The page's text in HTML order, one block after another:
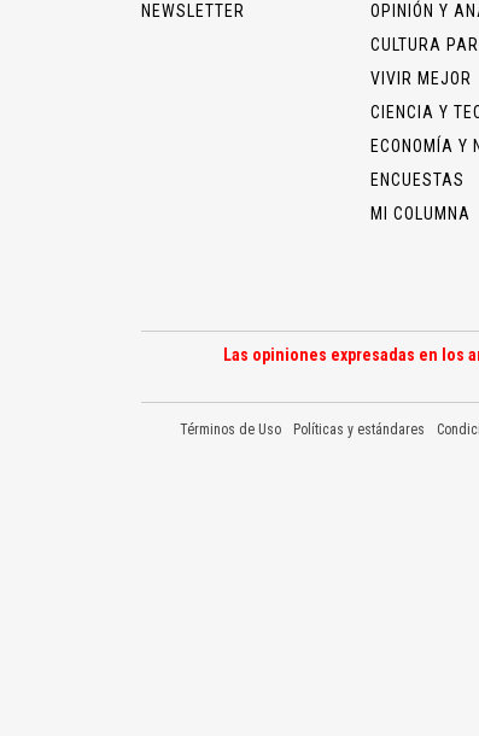
NEWSLETTER
OPINIÓN Y
CULTURA
VIVIR MEJOR
CIENCIA Y
ECONOMÍA Y
ENCUESTAS
MI COLUMNA
Las opiniones expresadas en los
Términos de Uso Políticas y estándares